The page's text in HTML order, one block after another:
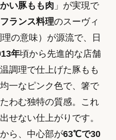
い豚もも肉 」が実現で
フランス料理のスーヴィ
の意味）が源流で、日
年頃から先進的な店舗
調理で仕上げた豚もも
一なピンク色で、箸で
わむ独特の質感。これ
せない仕上がりです。
ら、中心部が63℃で30